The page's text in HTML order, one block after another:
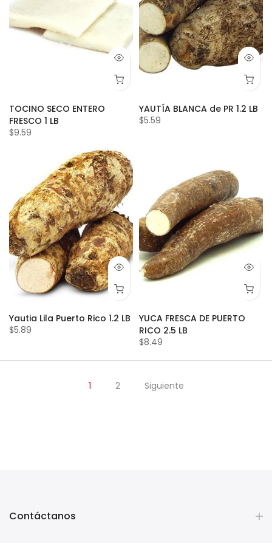
TOCINO SECO ENTERO
FRESCO 1 LB
$9.59
YAUTÍA BLANCA de PR 1.2 LB
$5.59
Yautia Lila Puerto Rico 1.2 LB
$5.89
YUCA FRESCA DE PUERTO
RICO 2.5 LB
$8.49
1 2 Siguiente
Contáctanos